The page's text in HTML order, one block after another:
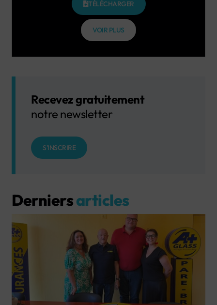
TÉLÉCHARGER
VOIR PLUS
Recevez gratuitement
notre newsletter
S'INSCRIRE
Derniersarticles